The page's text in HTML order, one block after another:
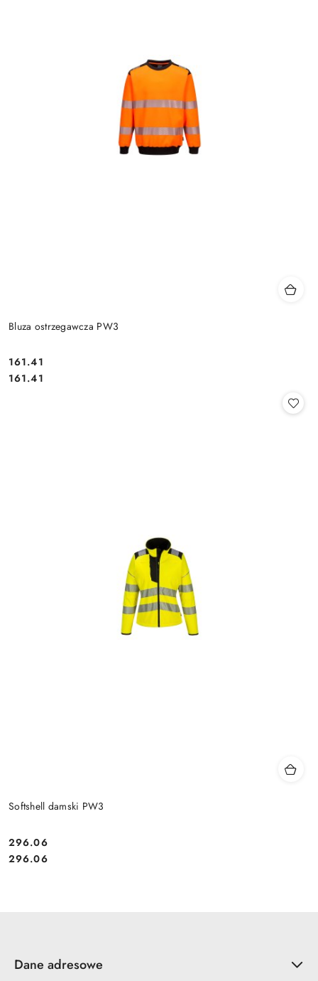
Bluza ostrzegawcza PW3
Cena:
161.41
Cena:
161.41
Softshell damski PW3
Cena:
296.06
Cena:
296.06
Dane adresowe